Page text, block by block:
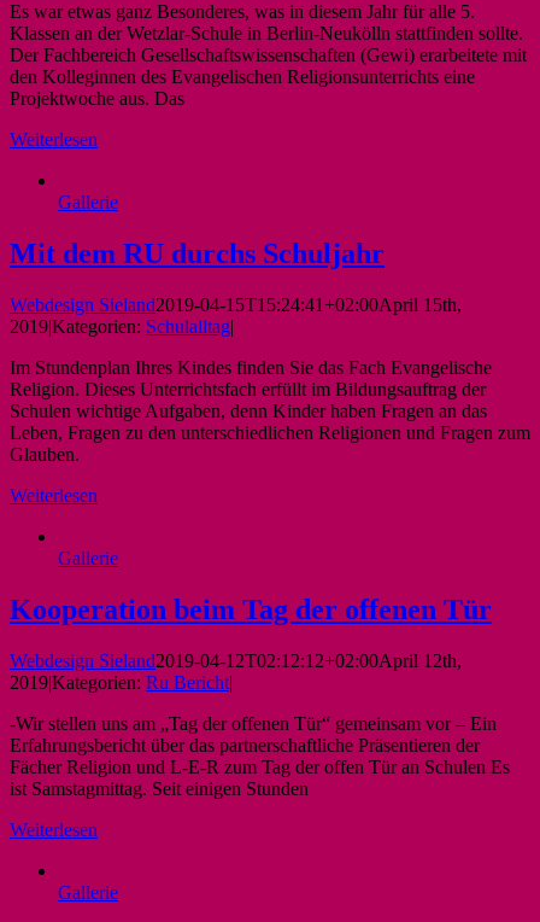
Es war etwas ganz Besonderes, was in diesem Jahr für alle 5.
Klassen an der Wetzlar-Schule in Berlin-Neukölln stattfinden sollte.
Der Fachbereich Gesellschaftswissenschaften (Gewi) erarbeitete mit
den Kolleginnen des Evangelischen Religionsunterrichts eine
Projektwoche aus. Das
Weiterlesen
Gallerie
Mit dem RU durchs Schuljahr
Webdesign Sieland2019-04-15T15:24:41+02:00April 15th,
2019|Kategorien: Schulalltag|
Im Stundenplan Ihres Kindes finden Sie das Fach Evangelische
Religion. Dieses Unterrichtsfach erfüllt im Bildungsauftrag der
Schulen wichtige Aufgaben, denn Kinder haben Fragen an das
Leben, Fragen zu den unterschiedlichen Religionen und Fragen zum
Glauben.
Weiterlesen
Gallerie
Kooperation beim Tag der offenen Tür
Webdesign Sieland2019-04-12T02:12:12+02:00April 12th,
2019|Kategorien: Ru Bericht|
-Wir stellen uns am „Tag der offenen Tür“ gemeinsam vor – Ein
Erfahrungsbericht über das partnerschaftliche Präsentieren der
Fächer Religion und L-E-R zum Tag der offen Tür an Schulen Es
ist Samstagmittag. Seit einigen Stunden
Weiterlesen
Gallerie